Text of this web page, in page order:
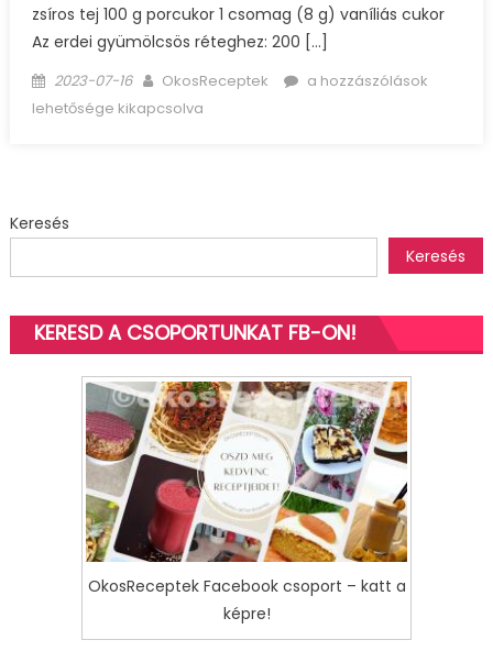
zsíros tej 100 g porcukor 1 csomag (8 g) vaníliás cukor
Az erdei gyümölcsös réteghez: 200 […]
Posted
on
2023-07-16 Author
OkosReceptek
Panna
a hozzászólások
lehetősége kikapcsolva
Keresés
Keresés
KERESD A CSOPORTUNKAT FB-ON!
OkosReceptek Facebook csoport – katt a
képre!